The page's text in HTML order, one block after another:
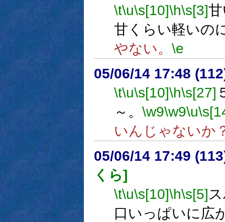
\t\u\s[10]\h\s[3]
甘くらい軽いの
やない。 \e
05/06/14 17:48
\t\u\s[10]\h\s[27]
～。 \w9\w9\u
いんじゃないか
05/06/14 17:49
くら]
\t\u\s[10]\h\s[5]
口いっぱいに広